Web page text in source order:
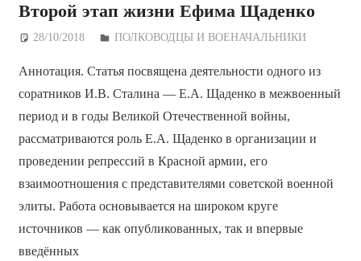
Второй этап жизни Ефима Щаденко
28/10/2018 Дежурный по Редакции
ПОЛКОВОДЦЫ И ВОЕНАЧАЛЬНИКИ
Аннотация. Статья посвящена деятельности одного из
соратников И.В. Сталина — Е.А. Щаденко в межвоенный
период и в годы Великой Отечественной войны,
рассматриваются роль Е.А. Щаденко в организации и
проведении репрессий в Красной армии, его
взаимоотношения с представителями советской военной
элиты. Работа основывается на широком круге
источников — как опубликованных, так и впервые
введённых